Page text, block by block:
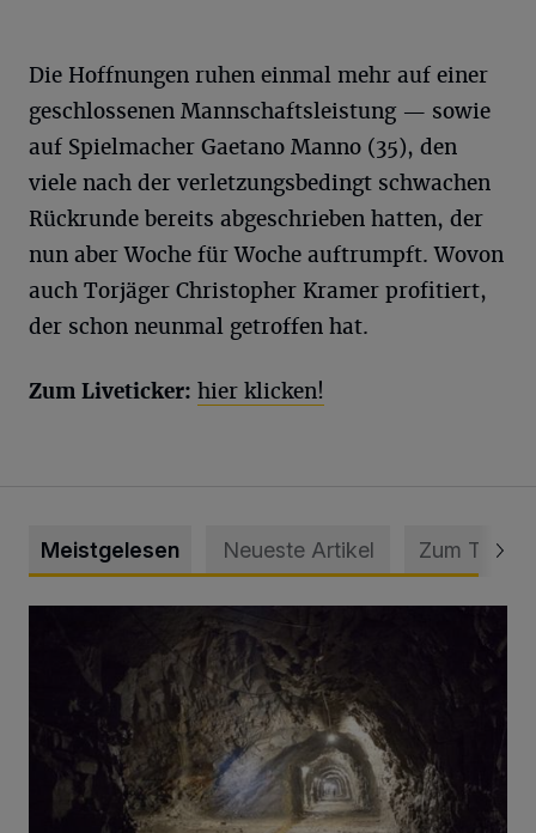
Die Hoffnungen ruhen einmal mehr auf einer
geschlossenen Mannschaftsleistung — sowie
auf Spielmacher Gaetano Manno (35), den
viele nach der verletzungsbedingt schwachen
Rückrunde bereits abgeschrieben hatten, der
nun aber Woche für Woche auftrumpft. Wovon
auch Torjäger Christopher Kramer profitiert,
der schon neunmal getroffen hat.
Zum Liveticker: hier klicken!
Meistgelesen Neueste Artikel Zum Thema